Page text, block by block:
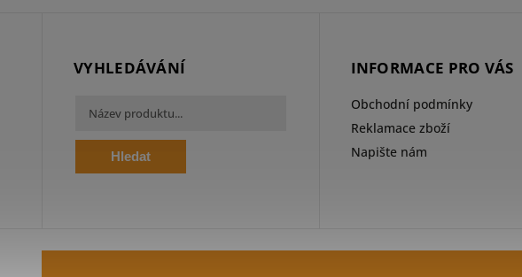
VYHLEDÁVÁNÍ
Hledat
INFORMACE PRO VÁS
Obchodní podmínky
Reklamace zboží
Napište nám